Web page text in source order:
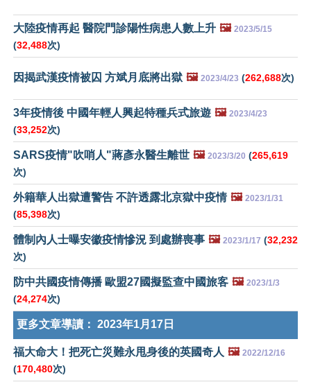
大陸疫情再起 醫院門診陽性病患人數上升 🖼️ 2023/5/15
(32,488次)
因揭武漢疫情被囚 方斌月底將出獄 🖼️ 2023/4/23 (262,688次)
3年疫情後 中國年輕人興起特種兵式旅遊 🖼️ 2023/4/23
(33,252次)
SARS疫情"吹哨人"蔣彥永醫生離世 🖼️ 2023/3/20 (265,619
次)
外籍華人出獄遭警告 不許透露北京獄中疫情 🖼️ 2023/1/31
(85,398次)
體制內人士曝安徽疫情慘況 到處辦喪事 🖼️ 2023/1/17 (32,232
次)
防中共國疫情傳播 歐盟27國擬監查中國旅客 🖼️ 2023/1/3
(24,274次)
更多文章導讀： 2023年1月17日
福大命大！把死亡災難永甩身後的英國奇人 🖼️ 2022/12/16
(170,480次)